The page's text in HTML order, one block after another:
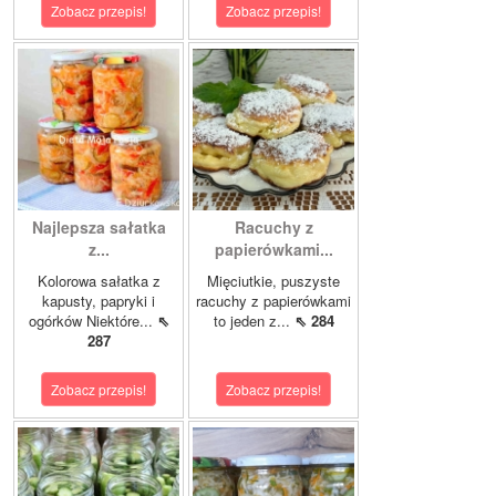
Zobacz przepis! Zobacz przepis!
Najlepsza sałatka
z...
Kolorowa sałatka z
kapusty, papryki i
ogórków Niektóre... ⇖
287
Zobacz przepis!
Racuchy z
papierówkami...
Mięciutkie, puszyste
racuchy z papierówkami
to jeden z... ⇖ 284
Zobacz przepis!